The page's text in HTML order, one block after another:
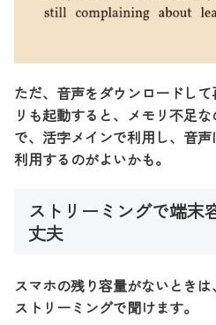
ただ、音声をダウンロードし
リも起動すると、メモリ不足
で、活字メインで利用し、音
利用するのがよいかも。
ストリーミングで端末
丈夫
スマホの残り容量がないとき
ストリーミングで聞けます。